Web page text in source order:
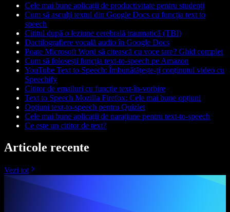
Cele mai bune aplicații de productivitate pentru studenți
Cum să asculți textul din Google Docs cu funcția text to
speech
Cititul după o leziune cerebrală traumatică (TBI)
Dactilografiere vocală audio în Google Docs
Poate Microsoft Word să citească cu voce tare? Ghid complet
Cum să folosești funcția text-to-speech pe Amazon
YouTube Text to Speech: Îmbunătățește-ți conținutul video cu
Speechify
Cititor de emailuri cu funcție text-în-vorbire
Text to Speech Mozilla Firefox: Cele mai bune opțiuni
Opțiuni text-to-speech pentru Quizlet
Cele mai bune aplicații de narațiune pentru text-to-speech
Ce este un cititor de text?
Articole recente
Vezi tot